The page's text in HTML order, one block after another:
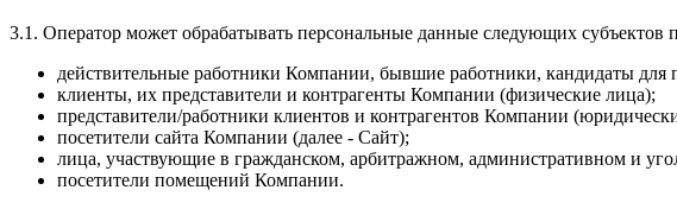
3.1. Оператор может обрабатывать персональные данные следующих субъектов
действительные работники Компании, бывшие работники, кандидаты для
клиенты, их представители и контрагенты Компании (физические лица);
представители/работники клиентов и контрагентов Компании
посетители сайта Компании (далее - Сайт);
лица, участвующие в гражданском, арбитражном, административном и
посетители помещений Компании.